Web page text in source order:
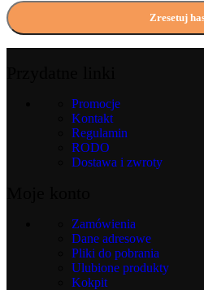
Zresetuj
Promocje
Kontakt
Regulamin
RODO
Dostawa i zwroty
Zamówienia
Dane adresowe
Pliki do pobrania
Ulubione produkty
Kokpit